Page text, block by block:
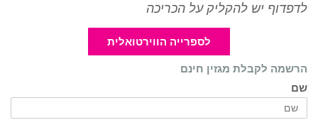
לדפדוף יש להקליק על הכריכה
לספרייה הווירטואלית
הרשמה לקבלת מגזין חינם
שם